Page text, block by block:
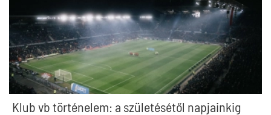
Klub vb történelem: a születésétől napjainkig